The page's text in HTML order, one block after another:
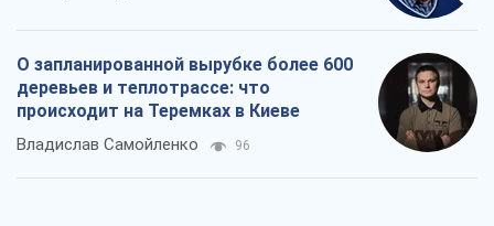
О запланированной вырубке более 600
деревьев и теплотрассе: что
происходит на Теремках в Киеве
Владислав Самойленко 96